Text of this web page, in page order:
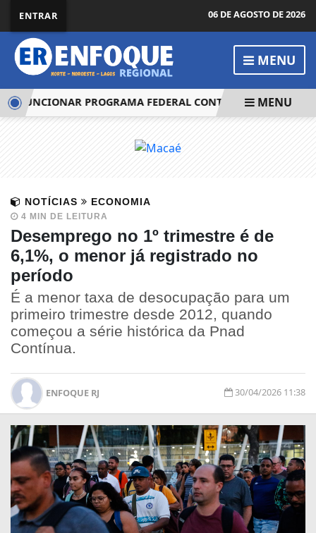
ENTRAR 06 DE AGOSTO DE 2026
MENU
PROGRAMA FEDERAL CONTRA O CRIMEMENU
NOTÍCIAS ECONOMIA
4 MIN DE LEITURA
Desemprego no 1º trimestre é de
6,1%, o menor já registrado no
período
É a menor taxa de desocupação para um
primeiro trimestre desde 2012, quando
começou a série histórica da Pnad
Contínua.
ENFOQUE RJ 30/04/2026 11:38